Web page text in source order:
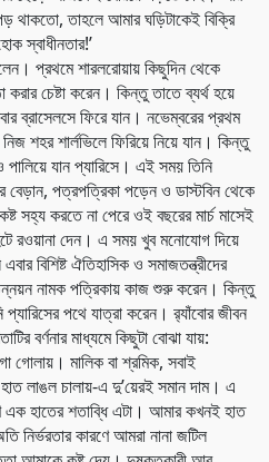
তাহলে আমার ঘড়িটাকেই বিক্রি
স্বাধীনতার!’
প্রথমে শারলরোয়ায় কিছুদিন থেকে
করার চেষ্টা করেন। কিন্তু তাতে ব্যর্থ হয়ে
ব্রাসেলসে ফিরে যান। নভেম্বরের প্রথম
শহর শার্লভিলে ফিরিয়ে নিয়ে যান। কিন্তু
যান প্যারিসে। এই সময় তিনি
বেড়ান, পত্রপত্রিকা পড়েন ও ডাস্টবিন থেকে
সহ্য করতে না পেরে ওই বছরের মার্চ মাসেই
রওয়ানা দেন। এ সময় খুব মনোযোগ দিয়ে
বিশিষ্ট ঐতিহাসিক ও সমাজতন্ত্রীদের
নামক পত্রিকায় কাজ শুরু করেন। কিন্তু
পথে যাত্রা করেন। র‌্যাঁবোর জীবন
বর্ণনার মাধ্যমে কিছুটা বোঝা যায়:
গোলায়। মালিক বা শ্রমিক, সবাই
লাঙল চালায়-এ দু’য়েরই সমান দাম। এ
এক হাতের শতাব্ধি এটা। আমার কখনই হাত
নির্ভরতার কারণে আমরা নানা জটিল